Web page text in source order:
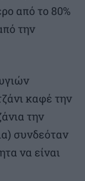
από το 80%
την
καφέ την
την
συνδεόταν
να είναι